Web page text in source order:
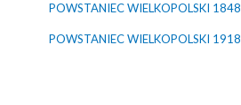
POWSTANIEC WIELKOPOLSKI 1848
POWSTANIEC WIELKOPOLSKI 1918